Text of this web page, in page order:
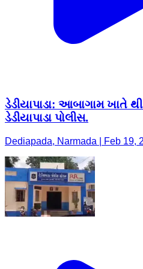
ડેડીયાપાડા: આબાગામ ખાતે
ડેડીયાપાડા પોલીસ.
Dediapada, Narmada | Feb 19,